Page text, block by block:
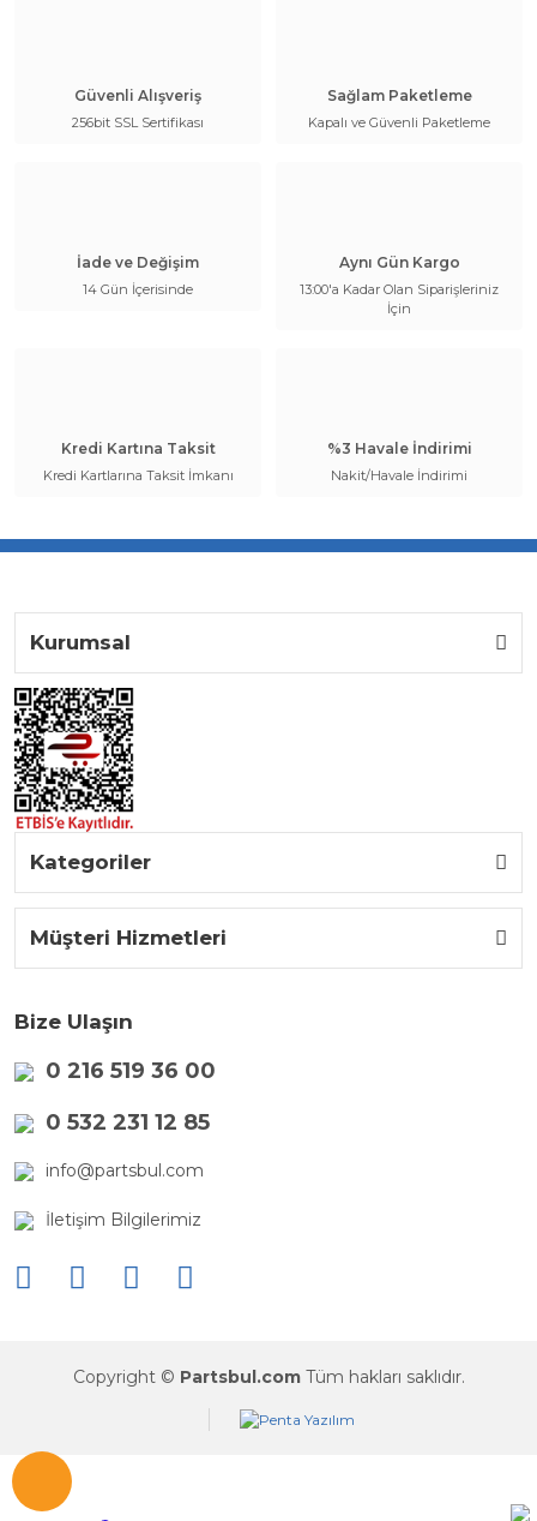
Güvenli Alışveriş
256bit SSL Sertifikası
Sağlam Paketleme
Kapalı ve Güvenli Paketleme
İade ve Değişim
14 Gün İçerisinde
Aynı Gün Kargo
13:00'a Kadar Olan Siparişleriniz
İçin
Kredi Kartına Taksit
Kredi Kartlarına Taksit İmkanı
%3 Havale İndirimi
Nakit/Havale İndirimi
Kurumsal
Kategoriler
Müşteri Hizmetleri
Bize Ulaşın
0 216 519 36 00
0 532 231 12 85
info@partsbul.com
İletişim Bilgilerimiz
Copyright © Partsbul.com Tüm hakları saklıdır.